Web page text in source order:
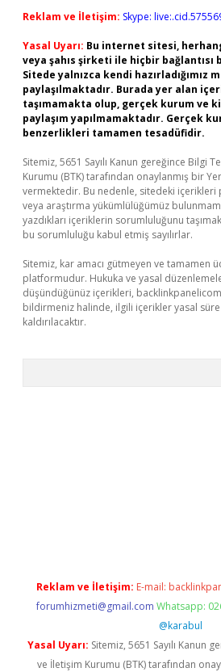
Reklam ve İletişim: Skype:
Yasal Uyarı: Bu internet sitesi,
veya şahıs şirketi ile hiçbir bağlantısı
Sitede yalnızca kendi hazırladığımız
paylaşılmaktadır. Burada yer alan
taşımamakta olup, gerçek kurum ve
paylaşım yapılmamaktadır. Gerçek
benzerlikleri tamamen tesadüfidir.
Sitemiz, 5651 Sayılı Kanun gereğince Bilgi
Kurumu (BTK) tarafından onaylanmış bir
vermektedir. Bu nedenle, sitedeki
veya araştırma yükümlülüğümüz
yazdıkları içeriklerin sorumluluğunu
bu sorumluluğu kabul etmiş sayılırlar.
Sitemiz, kar amacı gütmeyen ve tamamen
platformudur. Hukuka ve yasal
düşündüğünüz içerikleri,
bildirmeniz halinde, ilgili içerikler yasal
kaldırılacaktır.
Reklam ve İletişim: E-mail:
forumhizmeti@gmail.com Whatsapp:
@karabul
Yasal Uyarı: Sitemiz, 5651 Sayılı Kanun
ve İletişim Kurumu (BTK) tarafından